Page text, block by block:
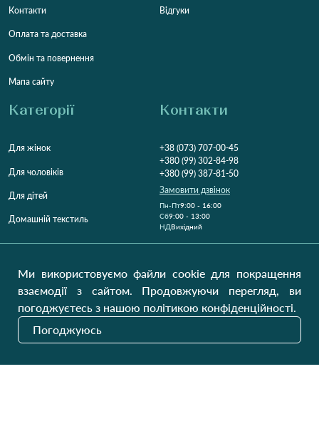
Контакти
Оплата та доставка
Обмін та повернення
Мапа сайту
Відгуки
Категорії
Для жінок
Для чоловіків
Для дітей
Домашній текстиль
Контакти
+38 (073) 707-00-45
+380 (99) 302-84-98
+380 (99) 387-81-50
Замовити дзвінок
Пн-Пт9:00 - 16:00
Cб9:00 - 13:00
НДВихідний
Наші оновлення
Ми використовуємо файли cookie для покращення
взаємодії з сайтом. Продовжуючи перегляд, ви
погоджуєтесь з нашою політикою конфіденційності.
Погоджуюсь